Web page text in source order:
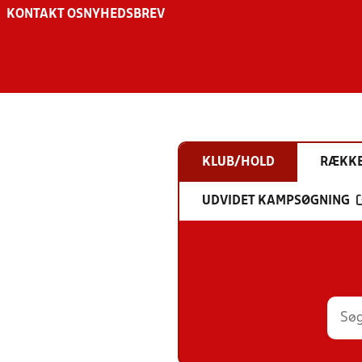
KONTAKT OS NYHEDSBREV
KLUB/HOLD
UDVIDET KAMPSØGNING